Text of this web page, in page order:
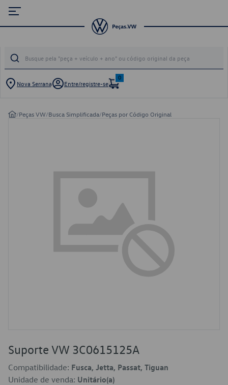
Nova Serrana Entre/registre-se
0
/Peças VW/Busca Simplificada/Peças por Código Original
Suporte VW 3C0615125A
Compatibilidade: Fusca, Jetta, Passat, Tiguan
Unidade de venda: Unitário(a)